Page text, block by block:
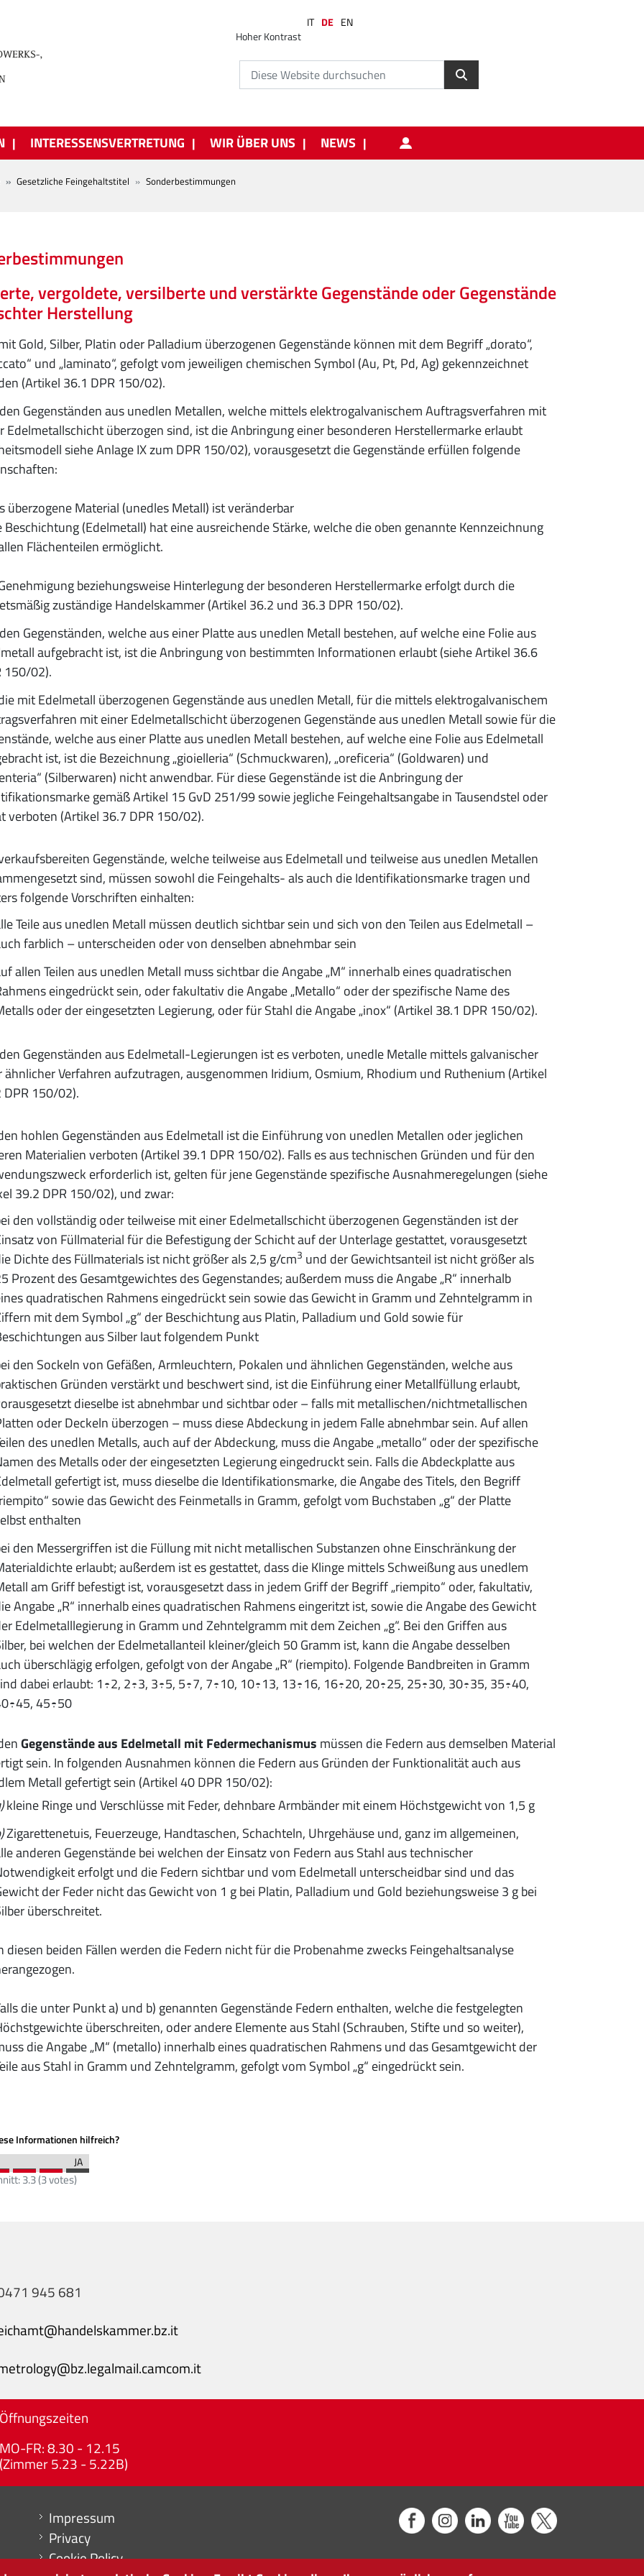
Hoher Kontrast
IT DE EN
INTERESSENSVERTRETUNG WIR ÜBER UNS NEWS
Gesetzliche Feingehaltstitel Sonderbestimmungen
vergoldete, versilberte und verstärkte Gegenstände oder Gegenstände
Herstellung
Gold, Silber, Platin oder Palladium überzogenen Gegenstände können mit dem Begriff „dorato“,
und „laminato“, gefolgt vom jeweiligen chemischen Symbol (Au, Pt, Pd, Ag) gekennzeichnet
(Artikel 36.1 DPR 150/02).
Gegenständen aus unedlen Metallen, welche mittels elektrogalvanischem Auftragsverfahren mit
Edelmetallschicht überzogen sind, ist die Anbringung einer besonderen Herstellermarke erlaubt
siehe Anlage IX zum DPR 150/02), vorausgesetzt die Gegenstände erfüllen folgende
überzogene Material (unedles Metall) ist veränderbar
Beschichtung (Edelmetall) hat eine ausreichende Stärke, welche die oben genannte Kennzeichnung
Flächenteilen ermöglicht.
beziehungsweise Hinterlegung der besonderen Herstellermarke erfolgt durch die
zuständige Handelskammer (Artikel 36.2 und 36.3 DPR 150/02).
Gegenständen, welche aus einer Platte aus unedlen Metall bestehen, auf welche eine Folie aus
aufgebracht ist, ist die Anbringung von bestimmten Informationen erlaubt (siehe Artikel 36.6
150/02).
mit Edelmetall überzogenen Gegenstände aus unedlen Metall, für die mittels elektrogalvanischem
mit einer Edelmetallschicht überzogenen Gegenstände aus unedlen Metall sowie für die
welche aus einer Platte aus unedlen Metall bestehen, auf welche eine Folie aus Edelmetall
ist, ist die Bezeichnung „gioielleria“ (Schmuckwaren), „oreficeria“ (Goldwaren) und
(Silberwaren) nicht anwendbar. Für diese Gegenstände ist die Anbringung der
gemäß Artikel 15 GvD 251/99 sowie jegliche Feingehaltsangabe in Tausendstel oder
verboten (Artikel 36.7 DPR 150/02).
Gegenstände, welche teilweise aus Edelmetall und teilweise aus unedlen Metallen
sind, müssen sowohl die Feingehalts- als auch die Identifikationsmarke tragen und
folgende Vorschriften einhalten:
Teile aus unedlen Metall müssen deutlich sichtbar sein und sich von den Teilen aus Edelmetall –
farblich – unterscheiden oder von denselben abnehmbar sein
allen Teilen aus unedlen Metall muss sichtbar die Angabe „M“ innerhalb eines quadratischen
eingedrückt sein, oder fakultativ die Angabe „Metallo“ oder der spezifische Name des
oder der eingesetzten Legierung, oder für Stahl die Angabe „inox“ (Artikel 38.1 DPR 150/02).
Gegenständen aus Edelmetall-Legierungen ist es verboten, unedle Metalle mittels galvanischer
ähnlicher Verfahren aufzutragen, ausgenommen Iridium, Osmium, Rhodium und Ruthenium (Artikel
DPR 150/02).
hohlen Gegenständen aus Edelmetall ist die Einführung von unedlen Metallen oder jeglichen
Materialien verboten (Artikel 39.1 DPR 150/02). Falls es aus technischen Gründen und für den
erforderlich ist, gelten für jene Gegenstände spezifische Ausnahmeregelungen (siehe
39.2 DPR 150/02), und zwar:
den vollständig oder teilweise mit einer Edelmetallschicht überzogenen Gegenständen ist der
von Füllmaterial für die Befestigung der Schicht auf der Unterlage gestattet, vorausgesetzt
Dichte des Füllmaterials ist nicht größer als 2,5 g/cm3 und der Gewichtsanteil ist nicht größer als
Prozent des Gesamtgewichtes des Gegenstandes; außerdem muss die Angabe „R“ innerhalb
quadratischen Rahmens eingedrückt sein sowie das Gewicht in Gramm und Zehntelgramm in
mit dem Symbol „g“ der Beschichtung aus Platin, Palladium und Gold sowie für
aus Silber laut folgendem Punkt
den Sockeln von Gefäßen, Armleuchtern, Pokalen und ähnlichen Gegenständen, welche aus
Gründen verstärkt und beschwert sind, ist die Einführung einer Metallfüllung erlaubt,
dieselbe ist abnehmbar und sichtbar oder – falls mit metallischen/nichtmetallischen
oder Deckeln überzogen – muss diese Abdeckung in jedem Falle abnehmbar sein. Auf allen
des unedlen Metalls, auch auf der Abdeckung, muss die Angabe „metallo“ oder der spezifische
des Metalls oder der eingesetzten Legierung eingedruckt sein. Falls die Abdeckplatte aus
gefertigt ist, muss dieselbe die Identifikationsmarke, die Angabe des Titels, den Begriff
sowie das Gewicht des Feinmetalls in Gramm, gefolgt vom Buchstaben „g“ der Platte
enthalten
den Messergriffen ist die Füllung mit nicht metallischen Substanzen ohne Einschränkung der
erlaubt; außerdem ist es gestattet, dass die Klinge mittels Schweißung aus unedlem
am Griff befestigt ist, vorausgesetzt dass in jedem Griff der Begriff „riempito“ oder, fakultativ,
Angabe „R“ innerhalb eines quadratischen Rahmens eingeritzt ist, sowie die Angabe des Gewicht
Edelmetalllegierung in Gramm und Zehntelgramm mit dem Zeichen „g“. Bei den Griffen aus
bei welchen der Edelmetallanteil kleiner/gleich 50 Gramm ist, kann die Angabe desselben
überschlägig erfolgen, gefolgt von der Angabe „R“ (riempito). Folgende Bandbreiten in Gramm
dabei erlaubt: 1÷2, 2÷3, 3÷5, 5÷7, 7÷10, 10÷13, 13÷16, 16÷20, 20÷25, 25÷30, 30÷35, 35÷40,
45÷50
Gegenstände aus Edelmetall mit Federmechanismus müssen die Federn aus demselben Material
sein. In folgenden Ausnahmen können die Federn aus Gründen der Funktionalität auch aus
Metall gefertigt sein (Artikel 40 DPR 150/02):
kleine Ringe und Verschlüsse mit Feder, dehnbare Armbänder mit einem Höchstgewicht von 1,5 g
Zigarettenetuis, Feuerzeuge, Handtaschen, Schachteln, Uhrgehäuse und, ganz im allgemeinen,
anderen Gegenstände bei welchen der Einsatz von Federn aus Stahl aus technischer
erfolgt und die Federn sichtbar und vom Edelmetall unterscheidbar sind und das
der Feder nicht das Gewicht von 1 g bei Platin, Palladium und Gold beziehungsweise 3 g bei
überschreitet.
diesen beiden Fällen werden die Federn nicht für die Probenahme zwecks Feingehaltsanalyse
die unter Punkt a) und b) genannten Gegenstände Federn enthalten, welche die festgelegten
überschreiten, oder andere Elemente aus Stahl (Schrauben, Stifte und so weiter),
die Angabe „M“ (metallo) innerhalb eines quadratischen Rahmens und das Gesamtgewicht der
aus Stahl in Gramm und Zehntelgramm, gefolgt vom Symbol „g“ eingedrückt sein.
Informationen hilfreich?
3.3(3votes)
945 681
Öffnungszeiten
MO-FR: 8.30 - 12.15
(Zimmer 5.23 - 5.22B)
Menu footer
Impressum
Privacy
Cookie Policy